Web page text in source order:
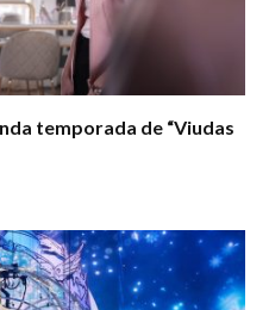
temporada de “Viudas